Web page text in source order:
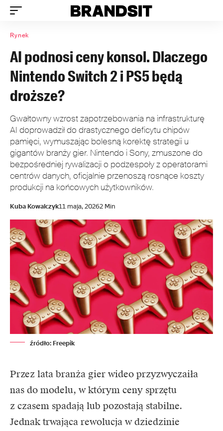
Rynek
AI podnosi ceny konsol. Dlaczego
Nintendo Switch 2 i PS5 będą
droższe?
Gwałtowny wzrost zapotrzebowania na infrastrukturę
AI doprowadził do drastycznego deficytu chipów
pamięci, wymuszając bolesną korektę strategii u
gigantów branży gier. Nintendo i Sony, zmuszone do
bezpośredniej rywalizacji o podzespoły z operatorami
centrów danych, oficjalnie przenoszą rosnące koszty
produkcji na końcowych użytkowników.
Kuba Kowalczyk11 maja, 20262 Min
źródło: Freepik
Przez lata branża gier wideo przyzwyczaiła
nas do modelu, w którym ceny sprzętu
z czasem spadają lub pozostają stabilne.
Jednak trwająca rewolucja w dziedzinie